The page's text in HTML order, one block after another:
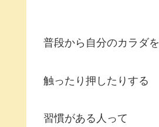
普段から自分のカラダを
触ったり押したりする
習慣がある人って